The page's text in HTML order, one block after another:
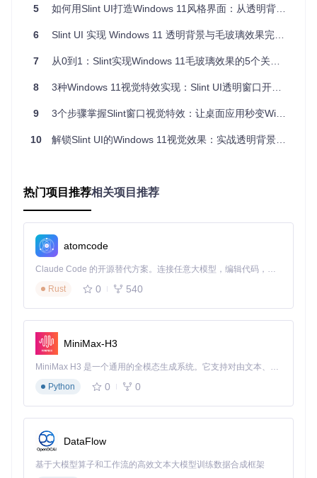
的协同工作：
窗口样式设置：通过设置WS_EX_LAYERED扩展样式使窗
DWM API调用：使用DwmSetWindowAttribute函数控制窗
Slint集成：通过Rust FFI与Windows API交互，扩展Slint
定制窗口视觉层级：从基础透明到毛玻璃效果
    height: 800px;
    background: rgba(0, 0, 0, 0); // 完全透明背景
    Rectangle {
        height: 80%;
        border-radius: 20px;
background: rgba(255, 255, 255, 0.7); // 半透明白色
    }
⚠️ 注意事项：设置完全透明背景后，需要确保窗口内容区域有
适当的背景色，否则可能导致内容难以阅读。
集成Windows API实现视觉效果
5 如何用Slint UI打造Windows 11风格界面：从透明背景到毛玻璃效果全指南
6 Slint UI 实现 Windows 11 透明背景与毛玻璃效果完全指南
7 从0到1：Slint实现Windows 11毛玻璃效果的5个关键技巧
8 3种Windows 11视觉特效实现：Slint UI透明窗口开发指南
9 3个步骤掌握Slint窗口视觉特效：让桌面应用秒变Windows 11风格透明界面
10 解锁Slint UI的Windows 11视觉效果：实战透明背景与毛玻璃效果实现
热门项目推荐相关项目推荐
atomcode
Claude Code 的开源替代方案。连接任意大模型，编辑代码，运行命令，自动验证 — 全自动执行。用 Rust 构建，极致性能。 ｜ An open-source alternative to Claude Code. Connect any LLM, edit code, run commands, and verify changes — autonomously. Built in Rust for speed. Get Started
Rust
0 540
MiniMax-H3
MiniMax H3 是一个通用的全模态生成系统。它支持对由文本、图像、视频和音频组成的多模态上下文进行统一理解，并能生成分辨率高达 2K、时长可达 15 秒的带原生立体声音频的视频。得益于面向任务泛化的系统设计，H3 在预训练阶段就已具备广泛的多模态上下文理解与生成能力，能够出色地执行复杂的多模态指令。
Python
0 0
DataFlow
基于大模型算子和工作流的高效文本大模型训练数据合成框架